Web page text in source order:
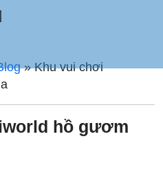
»Khu vui chơi
hồ gươm